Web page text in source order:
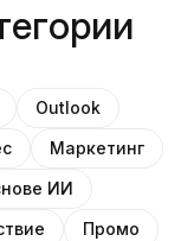
Outlook
Маркетинг
ИИ
Промо